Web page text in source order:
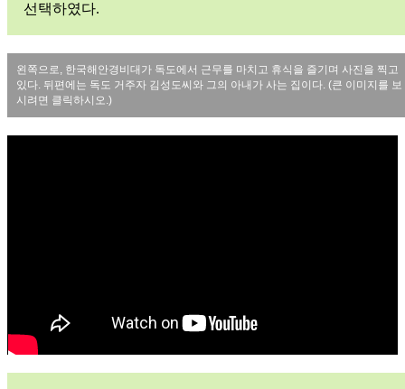
선택하였다.
왼쪽으로, 한국해안경비대가 독도에서 근무를 마치고 휴식을 즐기며 사진을 찍고
있다. 뒤편에는 독도 거주자 김성도씨와 그의 아내가 사는 집이다. (큰 이미지를 보
시려면 클릭하시오.)